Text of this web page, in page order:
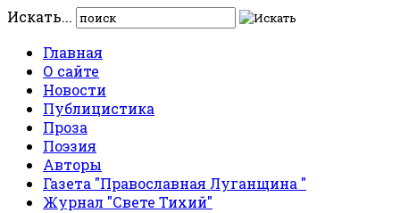
Искать...
Главная
О сайте
Новости
Публицистика
Проза
Поэзия
Авторы
Газета "Православная Луганщина "
Журнал "Свете Тихий"